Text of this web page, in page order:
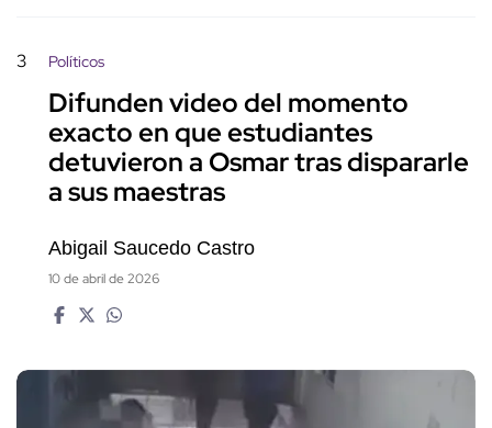
3 Políticos
Difunden video del momento
exacto en que estudiantes
detuvieron a Osmar tras dispararle
a sus maestras
Abigail Saucedo Castro
10 de abril de 2026